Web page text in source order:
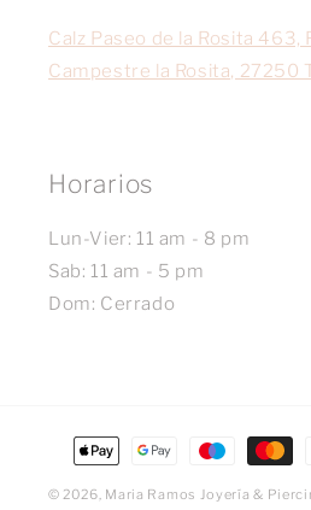
Calz Paseo de la Rosita 463,
Campestre la Rosita, 27250
Horarios
Lun-Vier: 11 am - 8 pm
Sab: 11 am - 5 pm
Dom: Cerrado
Formas
de
pago
© 2026, Maria Ramos Joyería &